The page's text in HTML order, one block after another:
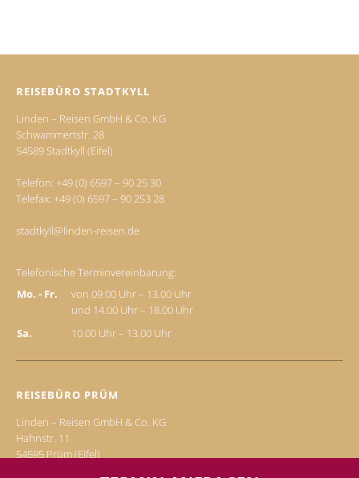
REISEBÜRO STADTKYLL
Linden – Reisen GmbH & Co. KG
Schwammertstr. 28
54589 Stadtkyll (Eifel)
Telefon: +49 (0) 6597 – 90 25 30
Telefax: +49 (0) 6597 – 90 253 28
stadtkyll@linden-reisen.de
Telefonische Terminvereinbarung:
Mo. - Fr.
von 09.00 Uhr – 13.00 Uhr
und 14.00 Uhr – 18.00 Uhr
Sa.
10.00 Uhr – 13.00 Uhr
REISEBÜRO PRÜM
Linden – Reisen GmbH & Co. KG
Hahnstr. 11
54595 Prüm (Eifel)